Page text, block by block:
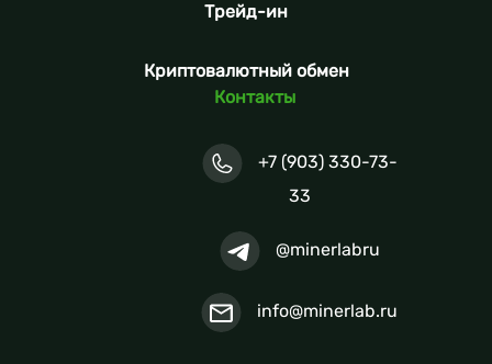
Трейд-ин
Криптовалютный обмен
Контакты
+7 (903) 330-73-
33
@minerlabru
info@minerlab.ru